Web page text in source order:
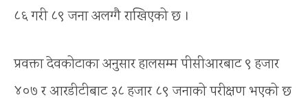
८६ गरी ८९ जना अलग्गै राखिएको छ ।
प्रवक्ता देवकोटाका अनुसार हालसम्म पीसीआरबाट ९ हजार
४०७ र आरडीटीबाट ३८ हजार ८९ जनाको परीक्षण भएको छ